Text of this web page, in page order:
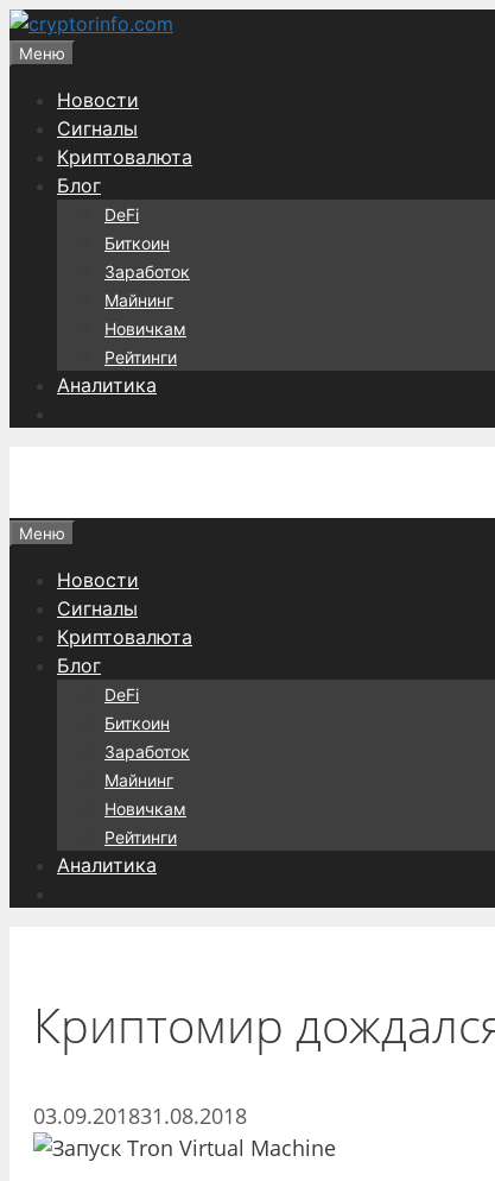
Перейти
Меню
Новости
Сигналы
Криптовалюта
Блог
DeFi
Биткоин
Заработок
Майнинг
Новичкам
Рейтинги
Аналитика
Меню
Новости
Сигналы
Криптовалюта
Блог
DeFi
Биткоин
Заработок
Майнинг
Новичкам
Рейтинги
Аналитика
Криптомир
03.09.201831.08.2018